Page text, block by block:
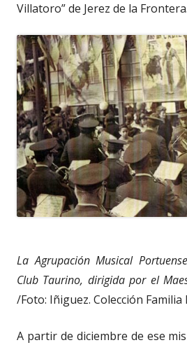
Villatoro” de Jerez de la Frontera.
La Agrupación Musical
Club Taurino, dirigida por el
/Foto: Iñiguez. Colección Familia
A partir de diciembre de ese